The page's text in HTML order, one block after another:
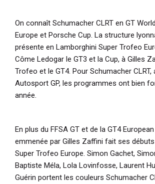
On connaît Schumacher CLRT en GT
Europe et Porsche Cup. La structure
présente en Lamborghini Super Trofeo
Côme Ledogar le GT3 et la Cup, à Gilles
Trofeo et le GT4. Pour Schumacher
Autosport GP, les programmes ont bien
année.
En plus du FFSA GT et de la GT4 European
emmenée par Gilles Zaffini fait ses
Super Trofeo Europe. Simon Gachet,
Baptiste Méla, Lola Lovinfosse, Laurent
Guérin portent les couleurs Schumacher